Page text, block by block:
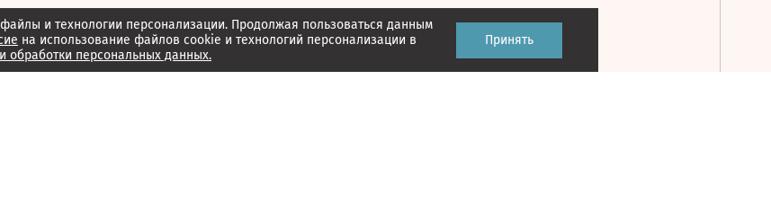
и технологии персонализации. Продолжая пользоваться данным
на использование файлов cookie и технологий персонализации в
обработки персональных данных.
Принять